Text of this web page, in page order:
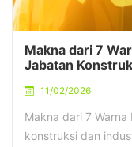
Makna dari 7
Jabatan
11/02/2026
Makna dari 7
konstruksi dan